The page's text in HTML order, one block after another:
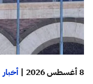
8 أغسطس 2026 | أخبار